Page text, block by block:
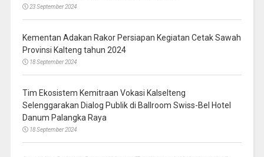
23 September 2024
Kementan Adakan Rakor Persiapan Kegiatan Cetak Sawah
Provinsi Kalteng tahun 2024
18 September 2024
Tim Ekosistem Kemitraan Vokasi Kalselteng
Selenggarakan Dialog Publik di Ballroom Swiss-Bel Hotel
Danum Palangka Raya
18 September 2024